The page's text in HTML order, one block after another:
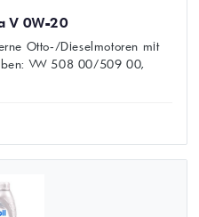
V 0W-20
Otto‑/Dieselmotoren mit
VW 508 00/509 00,